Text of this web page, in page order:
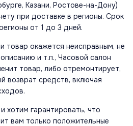
Казани, Ростове-на-Дону)
при доставке в регионы. Срок
от 1 до 3 дней.
товар окажется неисправным, не
и т.п., Часовой салон
товар, либо отремонтирует,
возврат средств, включая
хотим гарантировать, что
вам только положительные